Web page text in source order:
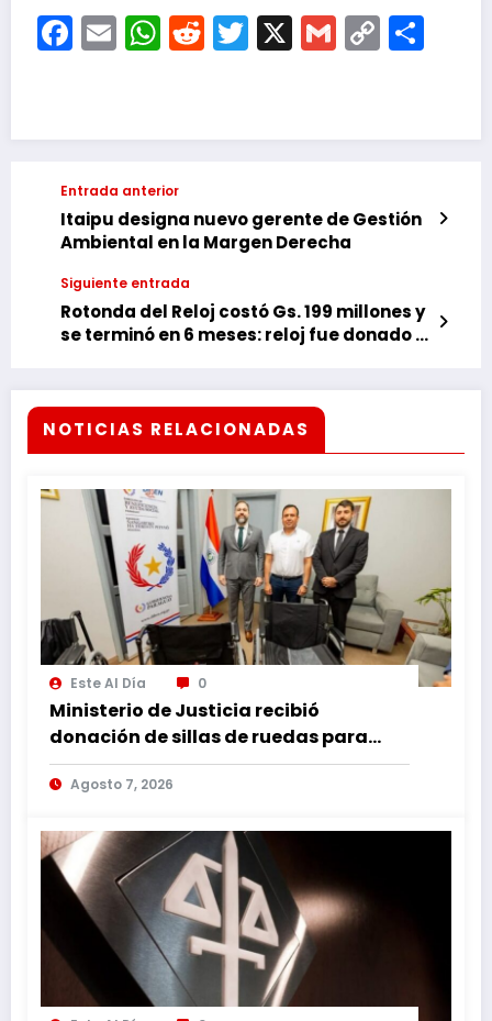
Facebook
EmailWhatsApp
Reddit
Twitter
X Gmail
Copy
Link
Entrada anterior
Itaipu designa nuevo gerente de Gestión
Ambiental en la Margen Derecha
Siguiente entrada
Rotonda del Reloj costó Gs. 199 millones y
se terminó en 6 meses: reloj fue donado y
NOTICIAS RELACIONADAS
Este Al Día 0
Ministerio de Justicia recibió
donación de sillas de ruedas para
internos vulnerables
Agosto 7, 2026